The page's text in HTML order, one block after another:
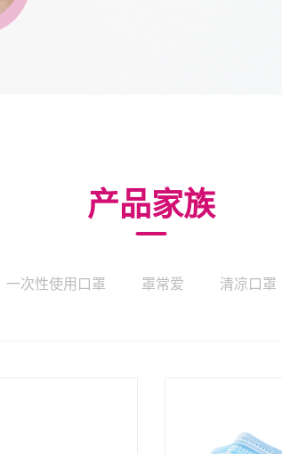
产品家族
一次性使用口罩 罩常爱 清凉口罩